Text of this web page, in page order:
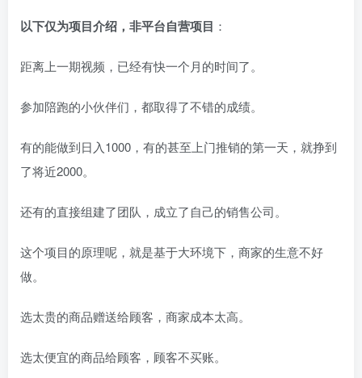
以下仅为项目介绍，非平台自营项目 ：
距离上一期视频，已经有快一个月的时间了。
参加陪跑的小伙伴们，都取得了不错的成绩。
有的能做到日入1000，有的甚至上门推销的第一天，就挣到
了将近2000。
还有的直接组建了团队，成立了自己的销售公司。
这个项目的原理呢，就是基于大环境下，商家的生意不好
做。
选太贵的商品赠送给顾客，商家成本太高。
选太便宜的商品给顾客，顾客不买账。